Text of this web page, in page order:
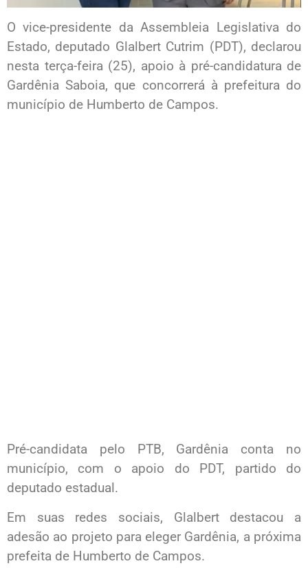
O vice-presidente da Assembleia Legislativa do
Estado, deputado Glalbert Cutrim (PDT), declarou
nesta terça-feira (25), apoio à pré-candidatura de
Gardênia Saboia, que concorrerá à prefeitura do
município de Humberto de Campos.
Pré-candidata pelo PTB, Gardênia conta no
município, com o apoio do PDT, partido do
deputado estadual.
Em suas redes sociais, Glalbert destacou a
adesão ao projeto para eleger Gardênia, a próxima
prefeita de Humberto de Campos.